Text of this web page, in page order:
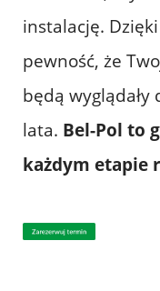
instalację.
pewność, że
będą wyglądały
lata. Bel-Pol to
każdym etapie